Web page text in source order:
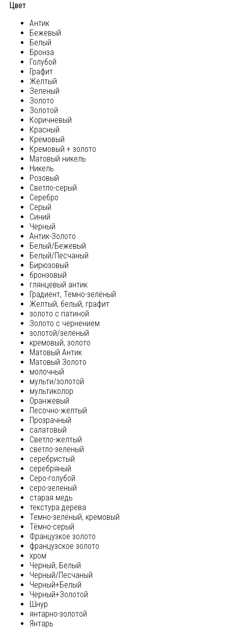
Цвет
Антик
Бежевый
Белый
Бронза
Голубой
Графит
Желтый
Зеленый
Золото
Золотой
Коричневый
Красный
Кремовый
Кремовый + золото
Матовый никель
Никель
Розовый
Светло-серый
Серебро
Серый
Синий
Черный
Антик-Золото
Белый/Бежевый
Белый/Песчаный
Бирюзовый
бронзовый
глянцевый антик
Градиент, Темно-зелёный
Желтый, белый, графит
золото с патиной
Золото с чернением
золотой/зеленый
кремовый, золото
Матовый Антик
Матовый Золото
молочный
мульти/золотой
мультиколор
Оранжевый
Песочно-желтый
Прозрачный
салатовый
Светло-желтый
светло-зеленый
серебристый
серебряный
Серо-голубой
серо-зеленый
старая медь
текстура дерева
Темно-зелёный, кремовый
Тёмно-серый
Французкое золото
французское золото
хром
Черный, Белый
Черный/Песчаный
Черный+Белый
Черный+Золотой
Шнур
янтарно-золотой
Янтарь